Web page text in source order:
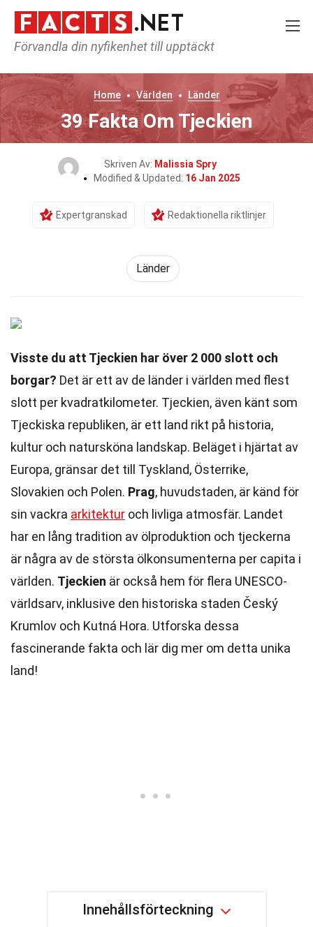
Förvandla din nyfikenhet till upptäckt
Home Världen Länder
39 Fakta Om Tjeckien
Skriven Av: Malissia Spry
Modified & Updated: 16 Jan 2025
Expertgranskad Redaktionella riktlinjer
Länder
Visste du att Tjeckien har över 2 000 slott och
borgar? Det är ett av de länder i världen med flest
slott per kvadratkilometer. Tjeckien, även känt som
Tjeckiska republiken, är ett land rikt på historia,
kultur och natursköna landskap. Beläget i hjärtat av
Europa, gränsar det till Tyskland, Österrike,
Slovakien och Polen. Prag, huvudstaden, är känd för
sin vackra arkitektur och livliga atmosfär. Landet
har en lång tradition av ölproduktion och tjeckerna
är några av de största ölkonsumenterna per capita i
världen. Tjeckien är också hem för flera UNESCO-
världsarv, inklusive den historiska staden Český
Krumlov och Kutná Hora. Utforska dessa
fascinerande fakta och lär dig mer om detta unika
land!
Innehållsförteckning